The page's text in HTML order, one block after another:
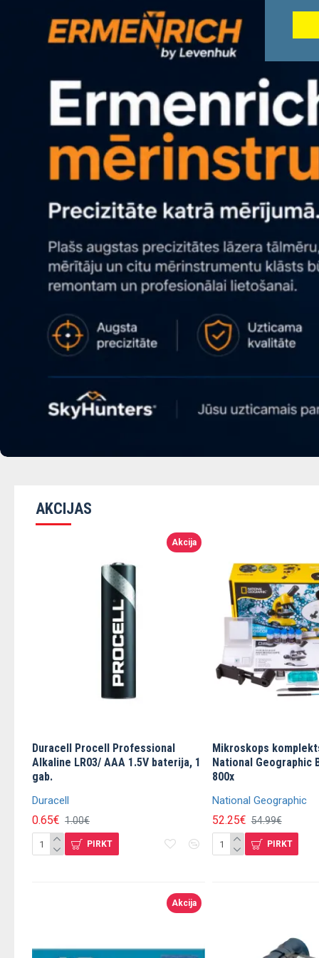
AKCIJAS
Akcija
Duracell
Duracell Procell Professional
Alkaline LR03/ AAA 1.5V baterija, 1
gab.
0.65€ 1.00€
PIRKT
National Geographic
Mikroskops
National Geographic
800x
52.25€ 54.99€
PIRKT
Akcija